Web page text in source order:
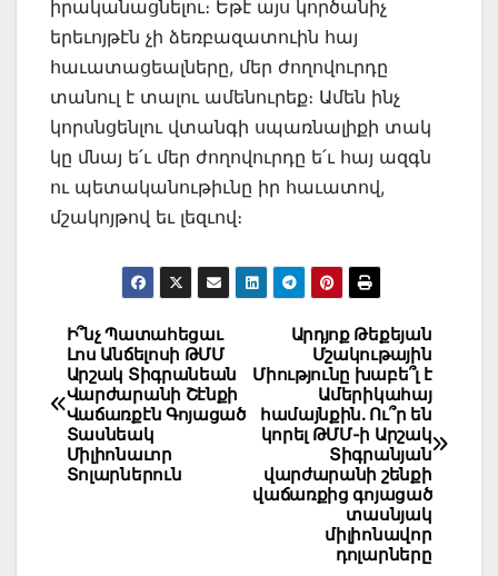
իրականացնելու։ Եթէ այս կործանիչ
երեւոյթէն չի ձեռբազատուին հայ
հաւատացեալները, մեր ժողովուրդը
տանուլ է տալու ամենուրեք։ Ամեն ինչ
կորսնցենլու վտանգի սպառնալիքի տակ
կը մնայ ե՛ւ մեր ժողովուրդը ե՛ւ հայ ազգն
ու պետականութիւնը իր հաւատով,
մշակոյթով եւ լեզւով։
Post
navigation
Արդյոք Թեքեյան
Մշակութային
Միությունը խաբե՞լ է
Ամերիկահայ
համայնքին. Ու՞ր են
կորել ԹՄՄ-ի Արշակ
Տիգրանյան
վարժարանի շենքի
վաճառքից գոյացած
տասնյակ
միլիոնավոր
դոլարները
Ի՞նչ Պատահեցաւ
Լոս Անճելոսի ԹՄՄ
Արշակ Տիգրանեան
Վարժարանի Շէնքի
Վաճառքէն Գոյացած
Տասնեակ
Միլիոնաւոր
Տոլարներուն